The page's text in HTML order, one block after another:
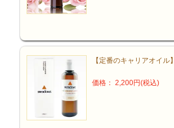
【定番のキャリアオイ
価格： 2,200円(税込)